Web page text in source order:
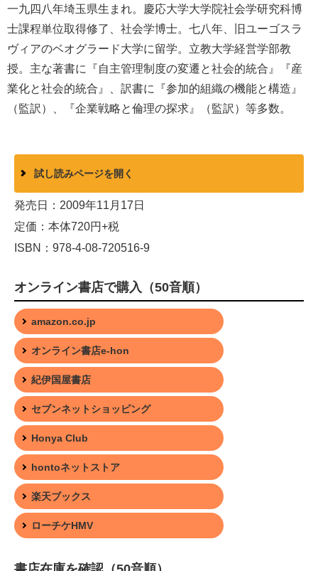
一九四八年埼玉県生まれ。慶応大学大学院社会学研究科博
士課程単位取得修了、社会学博士。七八年、旧ユーゴスラ
ヴィアのベオグラード大学に留学。立教大学経営学部教
授。主な著書に『自主管理制度の変遷と社会的統合』『産
業化と社会的統合』、訳書に『参加的組織の機能と構造』
（監訳）、『企業戦略と倫理の探求』（監訳）等多数。
試し読みページを開く
発売日：2009年11月17日
定価：本体720円+税
ISBN：978-4-08-720516-9
オンライン書店で購入（50音順）
amazon.co.jp
オンライン書店e-hon
紀伊国屋書店
セブンネットショッピング
Honya Club
hontoネットストア
楽天ブックス
ローチケHMV